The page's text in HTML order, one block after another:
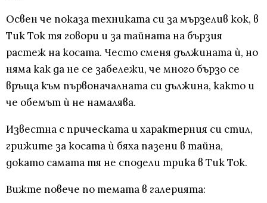
Освен че показа техниката си за мързелив кок, в
Тик Ток тя говори и за тайната на бързия
растеж на косата. Често сменя дължината ѝ, но
няма как да не се забележи, че много бързо се
връща към първоначалната си дължина, както и
че обемът ѝ не намалява.
Известна с прическата и характерния си стил,
грижите за косата ѝ бяха пазени в тайна,
докато самата тя не сподели трика в Тик Ток.
Вижте повече по темата в галерията: